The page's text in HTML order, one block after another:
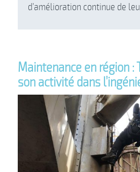
d’amélioration continue de
Maintenance en région :
son activité dans